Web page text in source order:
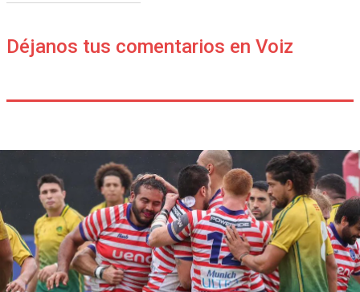
Déjanos tus comentarios en Voiz